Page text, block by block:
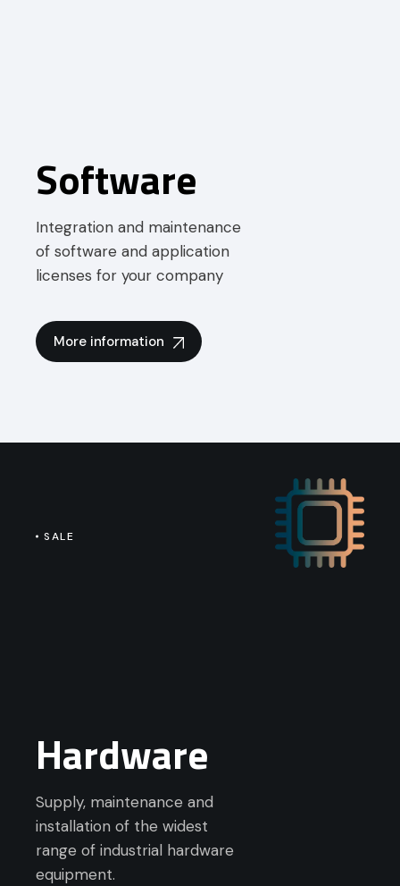
Software
Integration and maintenance
of software and application
licenses for your company
More information
SALE
Hardware
Supply, maintenance and
installation of the widest
range of industrial hardware
equipment.